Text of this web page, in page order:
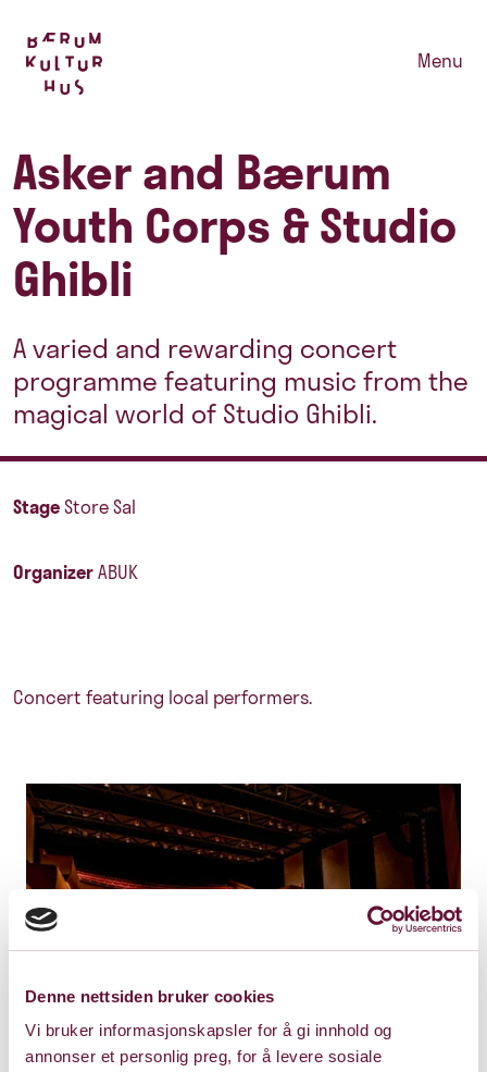
Denne nettsiden bruker cookies
Vi bruker informasjonskapsler for å gi innhold og
annonser et personlig preg, for å levere sosiale
Menu
Asker and Bærum
Youth Corps & Studio
Ghibli
A varied and rewarding concert
programme featuring music from the
magical world of Studio Ghibli.
StageStore Sal
OrganizerABUK
Concert featuring local performers.